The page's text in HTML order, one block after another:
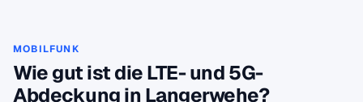
MOBILFUNK
Wie gut ist die LTE- und 5G-
Abdeckung in Langerwehe?